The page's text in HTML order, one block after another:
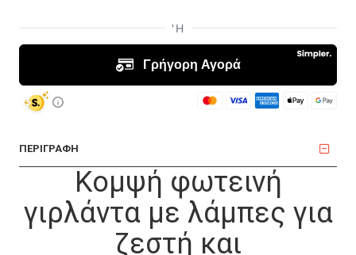
ΠΕΡΙΓΡΑΦΗ
Κομψή φωτεινή
γιρλάντα με λάμπες για
ζεστή και